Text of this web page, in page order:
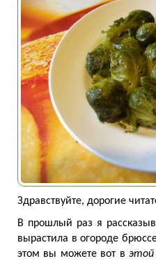
Здравствуйте, дорогие
В прошлый раз я
вырастила в огороде
этом вы можете вот в